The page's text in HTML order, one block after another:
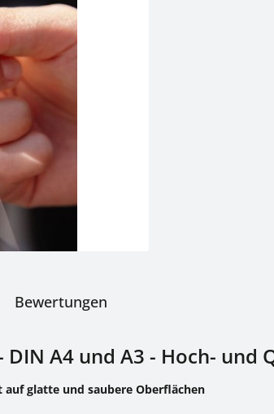
Bewertungen
A4 und A3 - Hoch- und
glatte und saubere Oberflächen